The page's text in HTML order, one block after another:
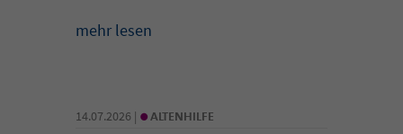
mehr lesen
14.07.2026 | • ALTENHILFE